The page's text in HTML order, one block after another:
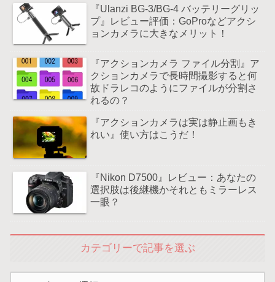
『Ulanzi BG-3/BG-4 バッテリーグリッ
プ』レビュー評価：GoProなどアクシ
ョンカメラに大きなメリット！
『アクションカメラ ファイル分割』ア
クションカメラで長時間撮影すると何
故ドラレコのようにファイルが分割さ
れるの？
『アクションカメラは実は静止画もき
れい』使い方はこうだ！
『Nikon D7500』レビュー：あなたの
選択肢は後継機かそれともミラーレス
一眼？
カテゴリーで記事を選ぶ